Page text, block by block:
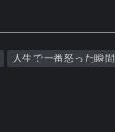
人生で一番怒った瞬間